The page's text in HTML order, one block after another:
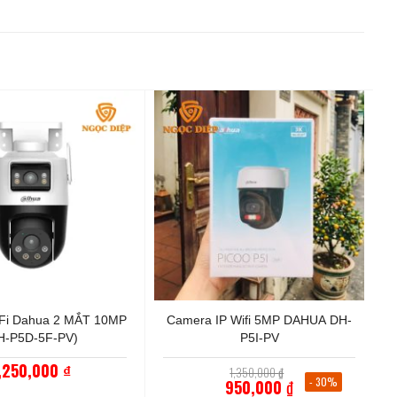
Dahua 2 MẮT 10MP
P5D-5F-PV)
₫
+
Camera IP Wifi 5MP DAHUA DH-
P5I-PV
1,350,000₫ gốc
là:
950,000₫ - 30%